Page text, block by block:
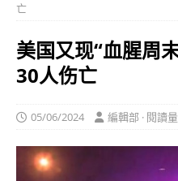
亡
美国又现“血腥周
30人伤亡
05/06/2024 編輯部 · 閱讀